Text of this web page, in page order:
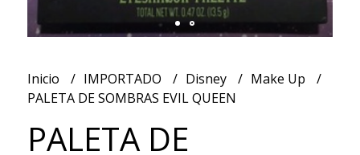
Inicio IMPORTADO Disney
Make Up
PALETA DE SOMBRAS EVIL QUEEN
PALETA DE